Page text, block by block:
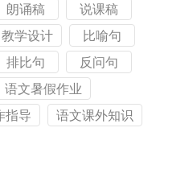
朗诵稿
说课稿
教学设计
比喻句
排比句
反问句
语文暑假作业
指导
语文课外知识